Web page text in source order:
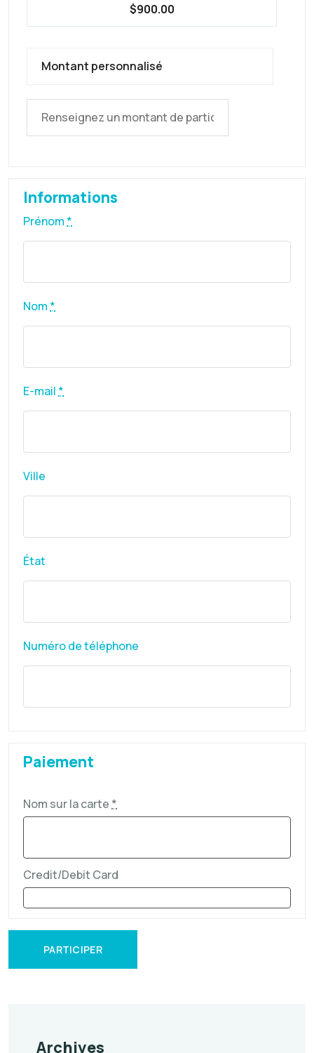
$900.00
Montant personnalisé
Informations
Prénom *
Nom *
E-mail *
Ville
État
Numéro de téléphone
Paiement
Nom sur la carte *
Credit/Debit Card
PARTICIPER
Archives